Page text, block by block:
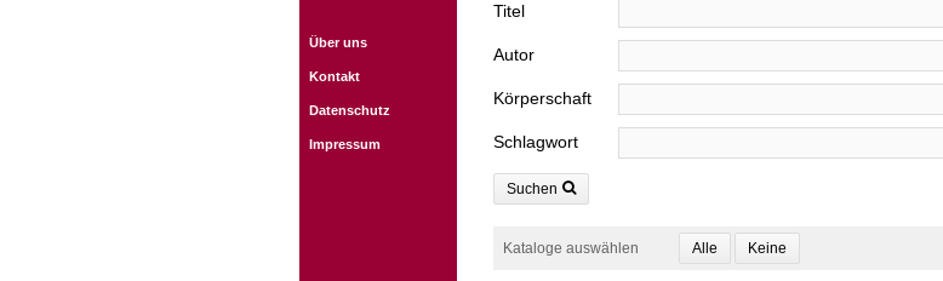
Über uns
Kontakt
Datenschutz
Impressum
Titel
Autor
Körperschaft
Schlagwort
Suchen
Kataloge auswählen